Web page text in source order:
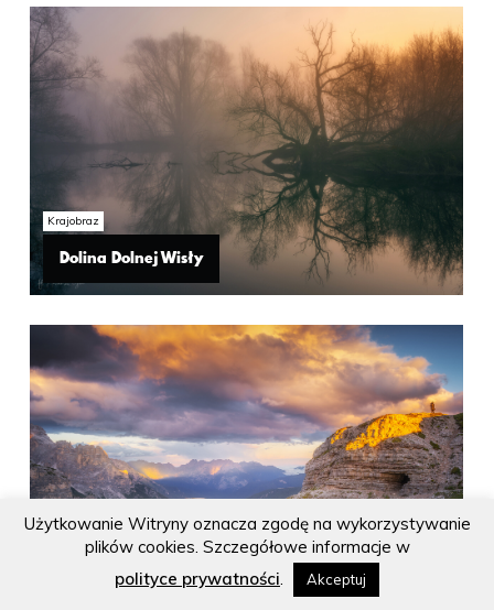
Krajobraz
Dolina Dolnej Wisły
Dolina Dolnej Wisły
Krajobraz
Górskie pejzaże
Górskie pejzaże
Kontakt
Copyright © 2024 Mariusz Guć
Użytkowanie Witryny oznacza zgodę na wykorzystywanie
plików cookies. Szczegółowe informacje w
polityce prywatności. Akceptuj